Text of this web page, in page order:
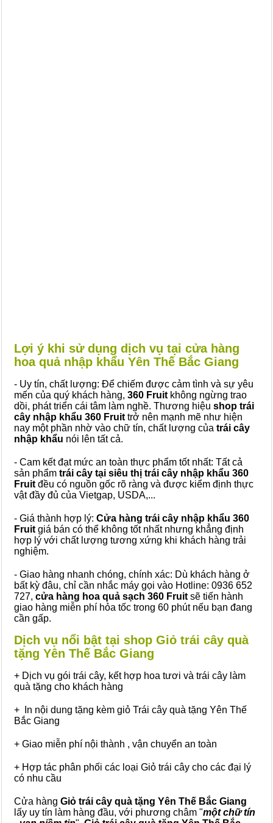
Lợi ý khi sử dụng dịch vụ tại cửa hàng
hoa quả nhập khẩu Yên Thế Bắc Giang
- Uy tín, chất lượng: Để chiếm được cảm tình và sự yêu
mến của quý khách hàng, 360 Fruit không ngừng trao
dồi, phát triển cái tâm làm nghề. Thương hiệu shop trái
cây nhập khẩu 360 Fruit trở nên mạnh mẽ như hiện
nay một phần nhờ vào chữ tín, chất lượng của trái cây
nhập khẩu nói lên tất cả.
- Cam kết đạt mức an toàn thực phẩm tốt nhất: Tất cả
sản phẩm trái cây tại siêu thị trái cây nhập khẩu 360
Fruit đều có nguồn gốc rõ ràng và được kiểm định thực
vật đầy đủ của Vietgap, USDA,...
- Giá thành hợp lý: Cửa hàng trái cây nhập khẩu 360
Fruit giá bán có thể không tốt nhất nhưng khẳng định
hợp lý với chất lượng tương xứng khi khách hàng trải
nghiệm.
- Giao hàng nhanh chóng, chính xác: Dù khách hàng ở
bất kỳ đâu, chỉ cần nhắc máy gọi vào Hotline: 0936 652
727, cửa hàng hoa quả sạch 360 Fruit sẽ tiến hành
giao hàng miễn phí hỏa tốc trong 60 phút nếu bạn đang
cần gấp.
Dịch vụ nổi bật tại shop Giỏ trái cây quà
tặng Yên Thế Bắc Giang
+ Dịch vụ gói trái cây, kết hợp hoa tươi và trái cây làm
quà tặng cho khách hàng
+ In nội dung tặng kèm giỏ Trái cây quà tặng Yên Thế
Bắc Giang
+ Giao miễn phí nội thành , vận chuyển an toàn
+ Hợp tác phân phối các loại Giỏ trái cây cho các đại lý
có nhu cầu
Cửa hàng Giỏ trái cây quà tặng Yên Thế Bắc Giang
lấy uy tín làm hàng đầu, với phương châm "một chữ tín